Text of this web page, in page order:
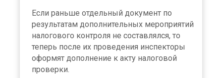
Если раньше отдельный документ по
результатам дополнительных мероприятий
налогового контроля не составлялся, то
теперь после их проведения инспекторы
оформят дополнение к акту налоговой
проверки.